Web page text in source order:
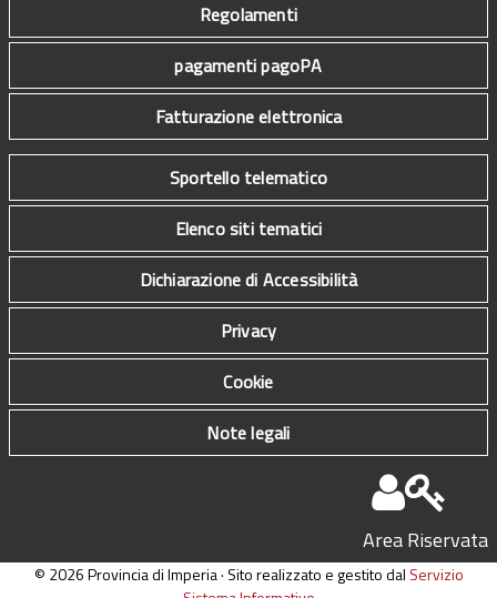
Regolamenti
pagamenti pagoPA
Fatturazione elettronica
Sportello telematico
Elenco siti tematici
Dichiarazione di Accessibilità
Privacy
Cookie
Note legali
Area Riservata
© 2026 Provincia di Imperia · Sito realizzato e gestito dal Servizio